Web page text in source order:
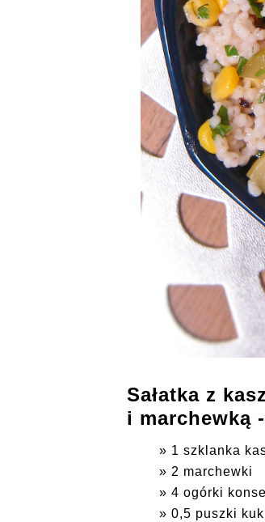
Sałatka z
i marchewką
1 szklanka
2 marchewki
4 ogórki
0,5 puszki